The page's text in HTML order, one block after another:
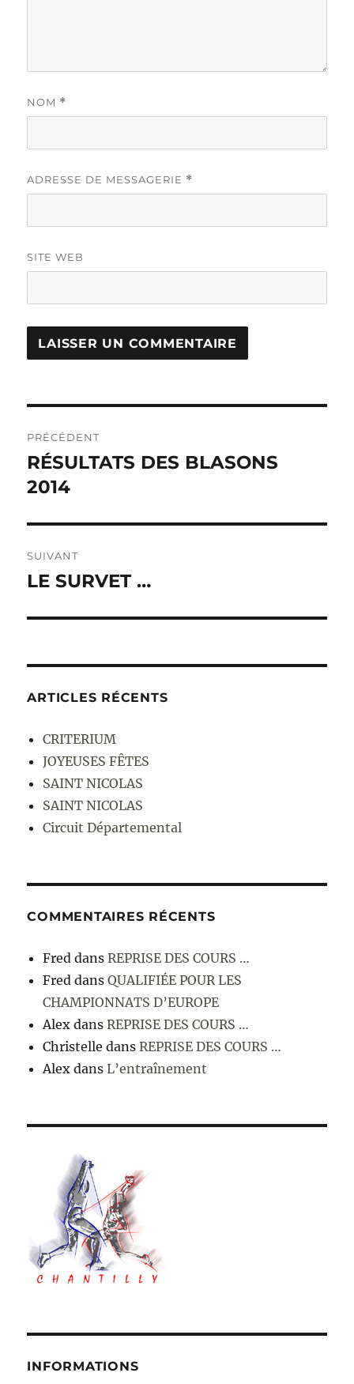
NOM *
ADRESSE DE MESSAGERIE *
SITE WEB
de
l’article
PRÉCÉDENT
Publication
précédente :
RÉSULTATS DES BLASONS
2014
SUIVANT
Publication
LE SURVET …
ARTICLES RÉCENTS
CRITERIUM
JOYEUSES FÊTES
SAINT NICOLAS
SAINT NICOLAS
Circuit Départemental
COMMENTAIRES RÉCENTS
Fred dansREPRISE DES COURS …
Fred dansQUALIFIÉE POUR LES
CHAMPIONNATS D’EUROPE
Alex dansREPRISE DES COURS …
Christelle dansREPRISE DES COURS …
Alex dansL’entraînement
INFORMATIONS